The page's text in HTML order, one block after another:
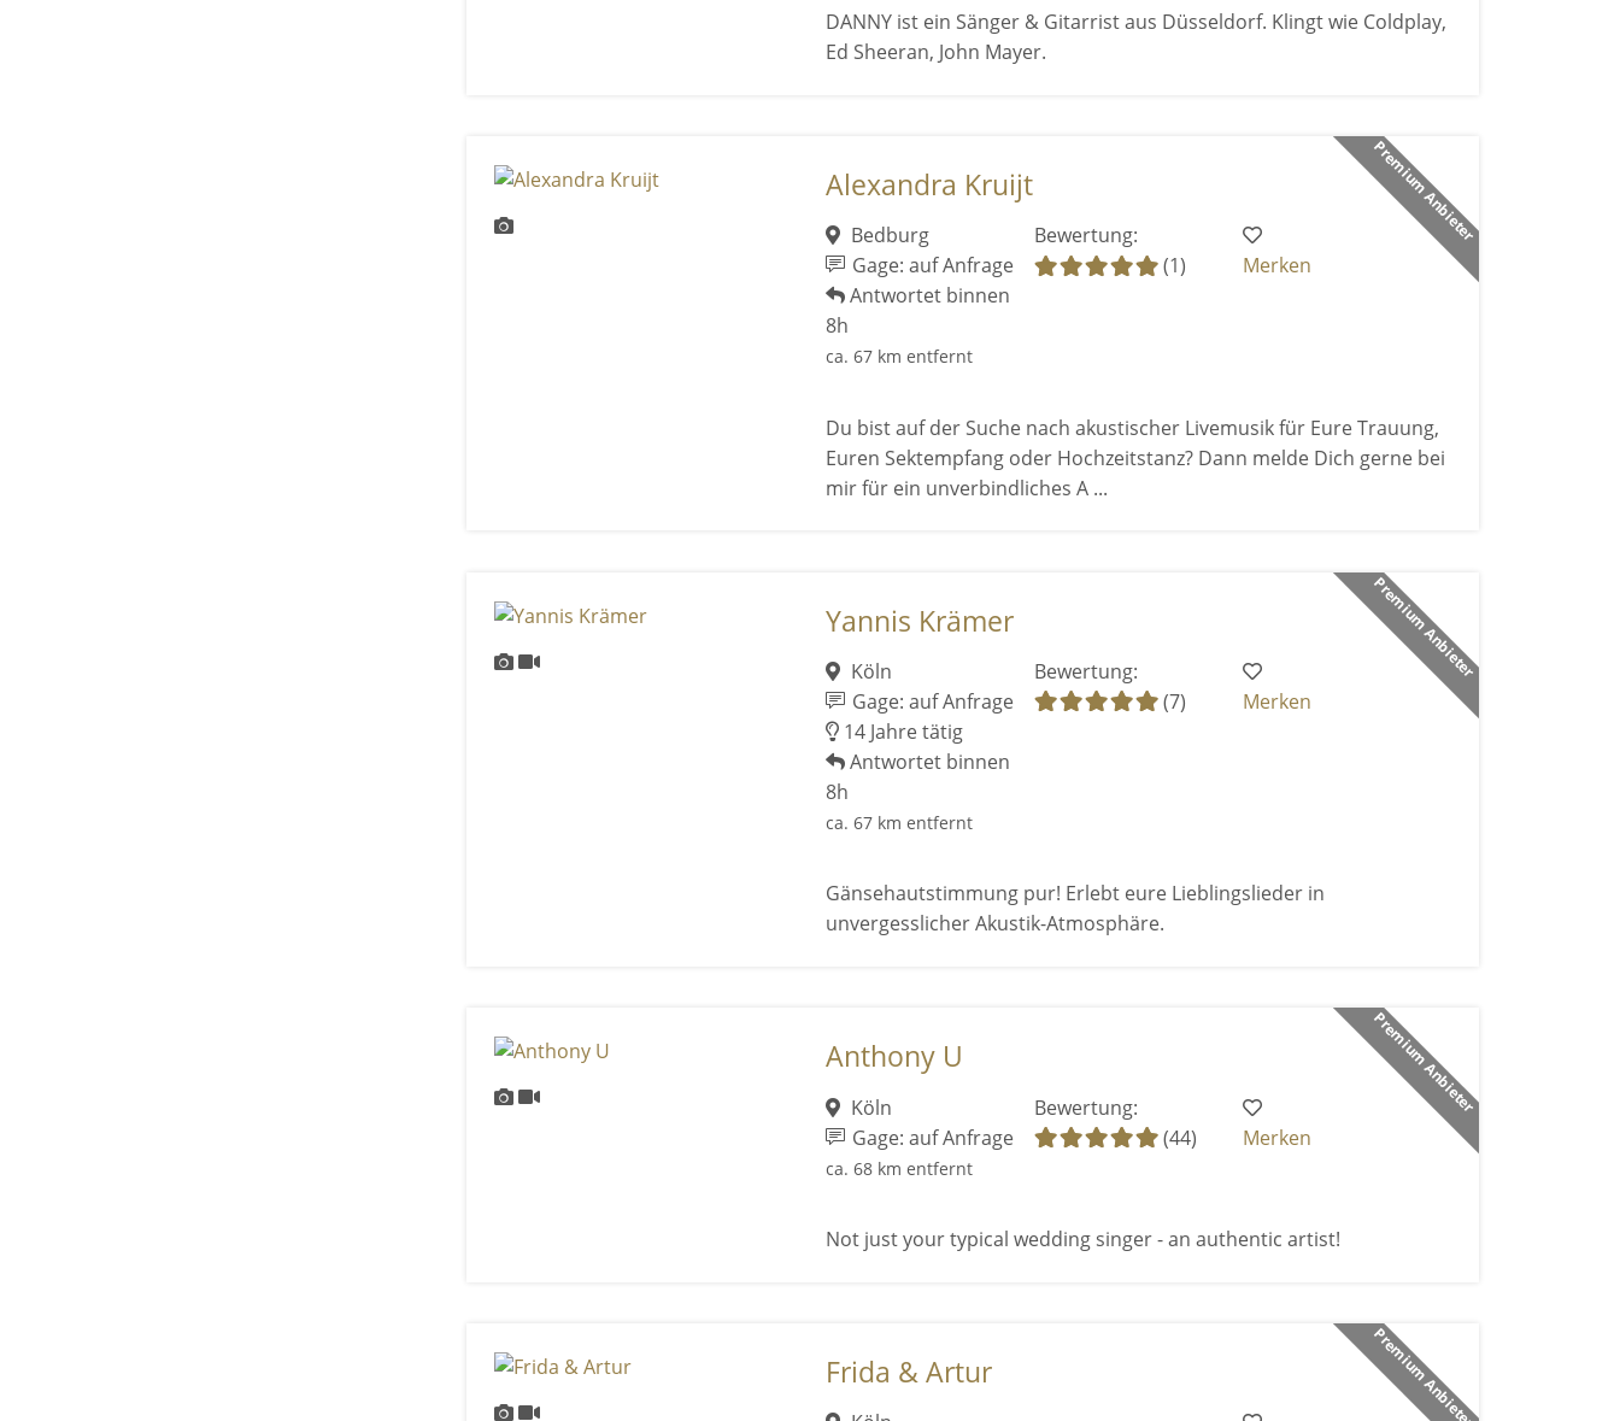
DANNY ist ein Sänger & Gitarrist aus Düsseldorf. Klingt wie Coldplay,
Ed Sheeran, John Mayer.
Premium Anbieter
Alexandra Kruijt
Bedburg
Gage: auf Anfrage
Antwortet binnen
8h
ca. 67 km entfernt
Bewertung:
(1)
Merken
Du bist auf der Suche nach akustischer Livemusik für Eure Trauung,
Euren Sektempfang oder Hochzeitstanz? Dann melde Dich gerne bei
mir für ein unverbindliches A ...
Premium Anbieter
Yannis Krämer
Köln
Gage: auf Anfrage
14 Jahre tätig
Antwortet binnen
8h
ca. 67 km entfernt
Bewertung:
(7)
Merken
Gänsehautstimmung pur! Erlebt eure Lieblingslieder in
unvergesslicher Akustik-Atmosphäre.
Premium Anbieter
Anthony U
Köln
Gage: auf Anfrage
ca. 68 km entfernt
Bewertung:
(44)
Merken
Not just your typical wedding singer - an authentic artist!
Premium Anbieter
Frida & Artur